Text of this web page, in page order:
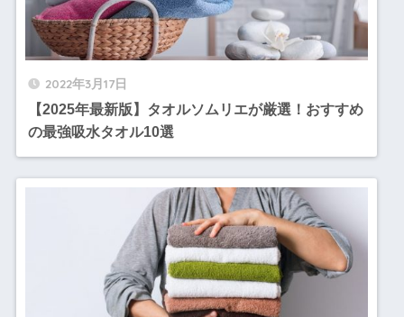
2022年3月17日
【2025年最新版】タオルソムリエが厳選！おすすめ
の最強吸水タオル10選